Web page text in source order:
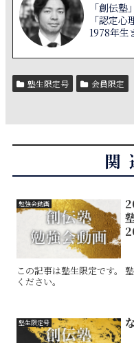
「創伝
「認定
1978年生
塾生限定号 会員限定
関
勉強会動画
この記事は塾生限定です。
ください。
塾生限定号